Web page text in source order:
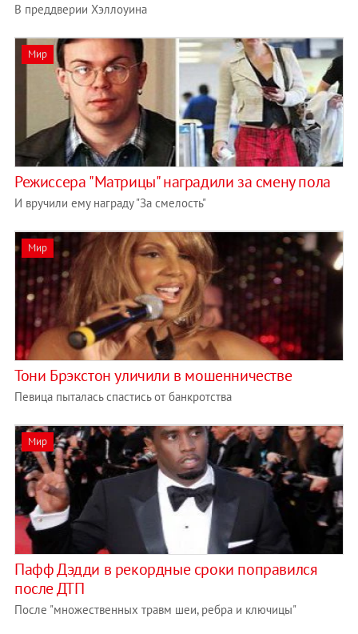
В преддверии Хэллоуина
Мир
Режиссера "Матрицы" наградили за смену пола
И вручили ему награду "За смелость"
Мир
Тони Брэкстон уличили в мошенничестве
Певица пыталась спастись от банкротства
Мир
Пафф Дэдди в рекордные сроки поправился
после ДТП
После "множественных травм шеи, ребра и ключицы"